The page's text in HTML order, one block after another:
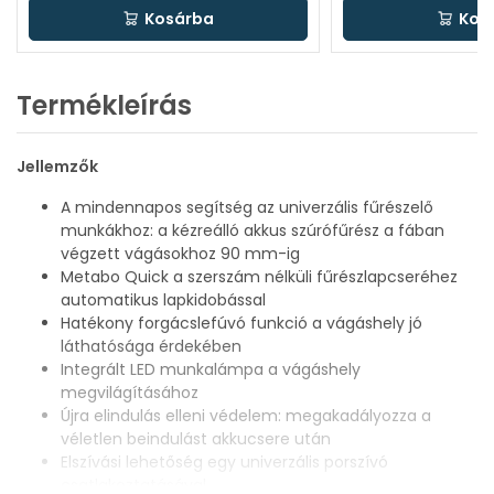
Kosárba
Termékleírás
Jellemzők
A mindennapos segítség az univerzális fűrészelő
munkákhoz: a kézreálló akkus szúrófűrész a fában
végzett vágásokhoz 90 mm-ig
Metabo Quick a szerszám nélküli fűrészlapcseréhez
automatikus lapkidobással
Hatékony forgácslefúvó funkció a vágáshely jó
láthatósága érdekében
Integrált LED munkalámpa a vágáshely
megvilágításához
Újra elindulás elleni védelem: megakadályozza a
véletlen beindulást akkucsere után
Elszívási lehetőség egy univerzális porszívó